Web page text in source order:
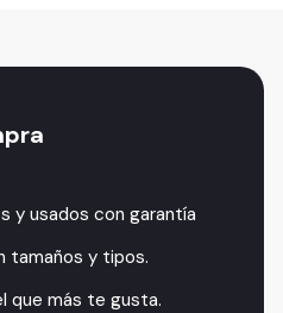
y usados con garantía
tamaños y tipos.
que más te gusta.